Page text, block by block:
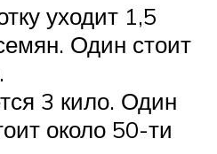
уходит 1,5
Один стоит
3 кило. Один
около 50-ти